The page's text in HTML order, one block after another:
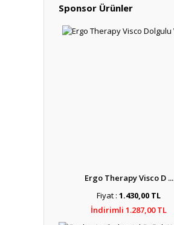
Sponsor Ürünler
Ergo Therapy Visco D ...
Fiyat : 1.430,00 TL
İndirimli 1.287,00 TL